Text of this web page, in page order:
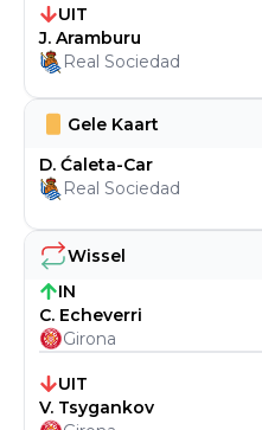
Wissel
IN
C. Echeverri
Girona
UIT
V. Tsygankov
Gele Kaart
D. Ćaleta-Car
Real Sociedad
UIT
J. Aramburu
Real Sociedad